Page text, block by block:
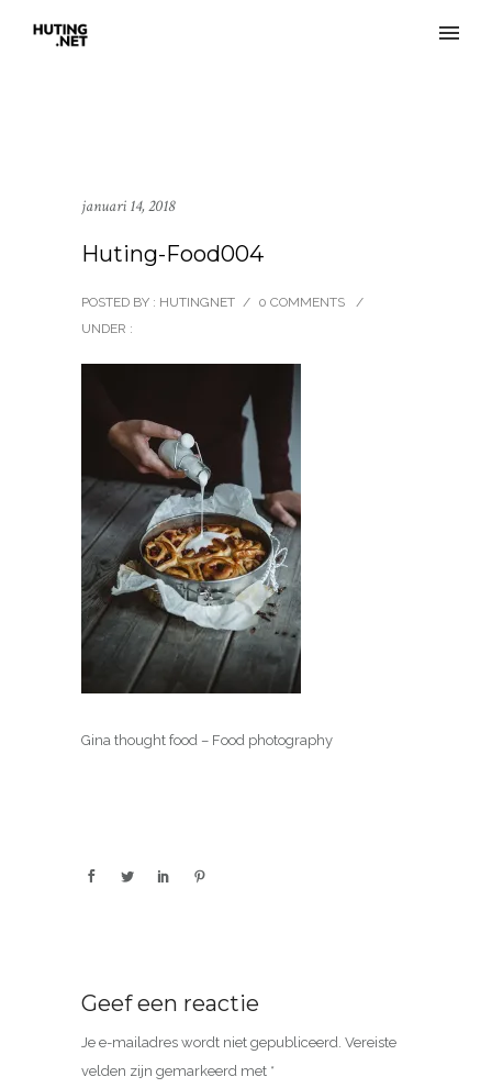
januari 14, 2018
Huting-Food004
POSTED BY : HUTINGNET / 0 COMMENTS
/
UNDER :
Gina thought food – Food photography
Geef een reactie
Je e-mailadres wordt niet gepubliceerd. Vereiste
velden zijn gemarkeerd met *